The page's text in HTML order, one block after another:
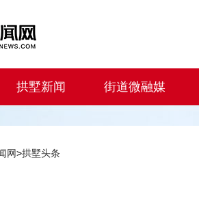
拱墅新闻 街道微融媒
网>拱墅头条